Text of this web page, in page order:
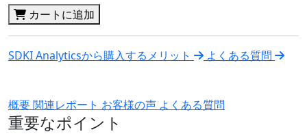
カートに追加
SDKI Analyticsから購入するメリット よくある質問
概要関連レポート お客様の声 よくある質問
重要なポイント